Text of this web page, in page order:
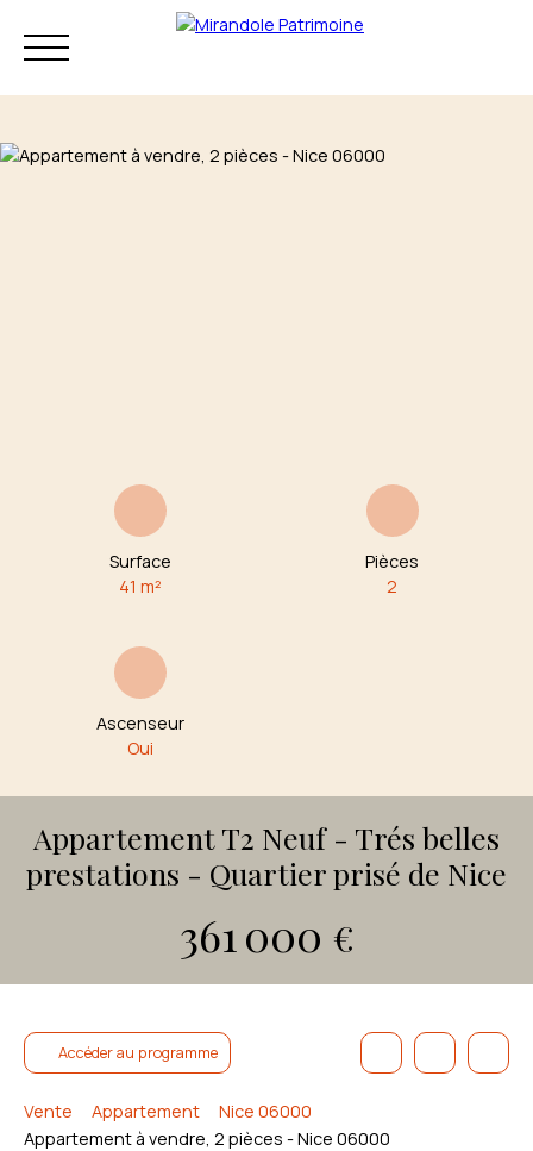
Surface
41m²
Pièces
2
Ascenseur
Oui
Appartement T2 Neuf - Trés belles
prestations - Quartier prisé de Nice
361 000 €
Accéder au programme
Vente Appartement
Nice 06000
Appartement à vendre, 2 pièces - Nice 06000